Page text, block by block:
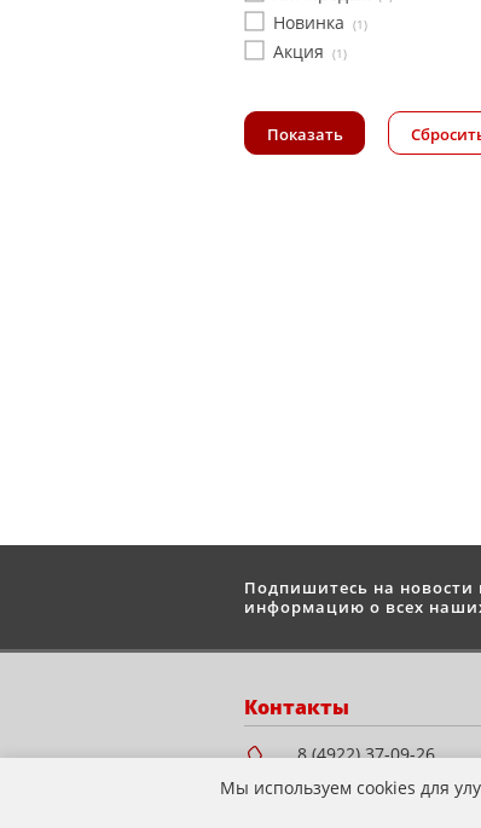
Мы используем cookies для
Новинка (1)
Акция (1)
Подпишитесь на
информацию о всех
Контакты
8 (4922) 37-09-26